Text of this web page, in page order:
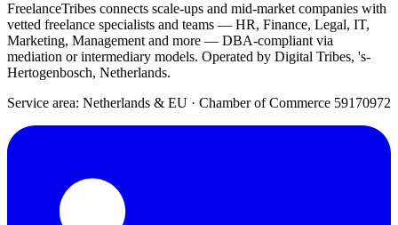
FreelanceTribes connects scale-ups and mid-market companies with
vetted freelance specialists and teams — HR, Finance, Legal, IT,
Marketing, Management and more — DBA-compliant via
mediation or intermediary models. Operated by Digital Tribes, 's-
Hertogenbosch, Netherlands.
Service area: Netherlands & EU · Chamber of Commerce 59170972